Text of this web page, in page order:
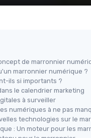
de marronnier
marronnier numérique ?
ils si importants ?
le calendrier marketing
à surveiller
numériques à ne pas
technologies sur le
: Un moteur pour les